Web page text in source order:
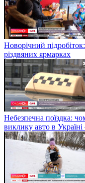
Новорічний
різдвяних ярмарках
Небезпечна поїздка:
виклику авто в